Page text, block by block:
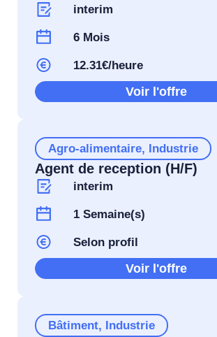
interim
6 Mois
12.31€/heure
Voir l'offre
Agro-alimentaire, Industrie
Agent de reception (H/F)
interim
1 Semaine(s)
Selon profil
Voir l'offre
Bâtiment, Industrie